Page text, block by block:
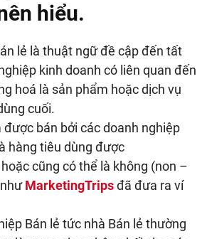
hiểu.
lẻ là thuật ngữ đề cập đến tất
kinh doanh có liên quan đến
hoá là sản phẩm hoặc dịch vụ
cuối.
được bán bởi các doanh nghiệp
hàng tiêu dùng được
cũng có thể là không (non –
MarketingTripsđã đưa ra ví
Bán lẻ tức nhà Bán lẻ thường